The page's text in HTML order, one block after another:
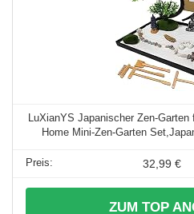
LuXianYS Japanischer Zen-
Home Mini-Zen-Garten
32,99 €
ZUM TOP